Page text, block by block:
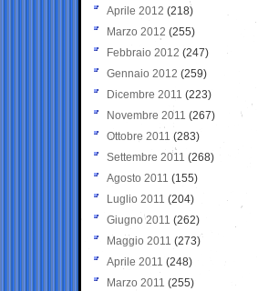
Aprile 2012 (218)
Marzo 2012 (255)
Febbraio 2012 (247)
Gennaio 2012 (259)
Dicembre 2011 (223)
Novembre 2011 (267)
Ottobre 2011 (283)
Settembre 2011 (268)
Agosto 2011 (155)
Luglio 2011 (204)
Giugno 2011 (262)
Maggio 2011 (273)
Aprile 2011 (248)
Marzo 2011 (255)